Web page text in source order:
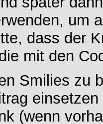
um
dass der
mit den
Smilies zu
(wenn